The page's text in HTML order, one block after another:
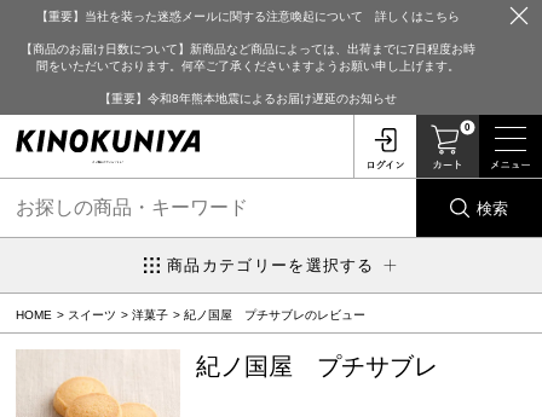
【重要】当社を装った迷惑メールに関する注意喚起について 詳しくはこちら
【商品のお届け日数について】新商品など商品によっては、出荷までに7日程度お時
間をいただいております。何卒ご了承くださいますようお願い申し上げます。
【重要】令和8年熊本地震によるお届け遅延のお知らせ
0
検索
商品カテゴリーを選択する
HOME スイーツ 洋菓子 紀ノ国屋 プチサブレのレビュー
紀ノ国屋 プチサブレ